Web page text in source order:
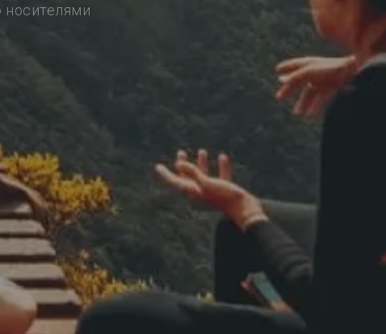
носителями